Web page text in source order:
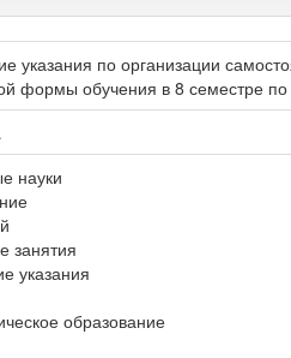
указания по организации
формы обучения в 8 семестре
науки
занятия
указания
образование